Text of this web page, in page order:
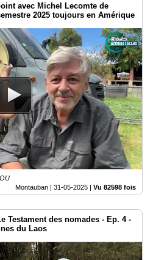
avec Michel Lecomte de
2025 toujours en Amérique
Montauban | 31-05-2025 Vu 82598 fois
Testament des nomades - Ep. 4 -
du Laos